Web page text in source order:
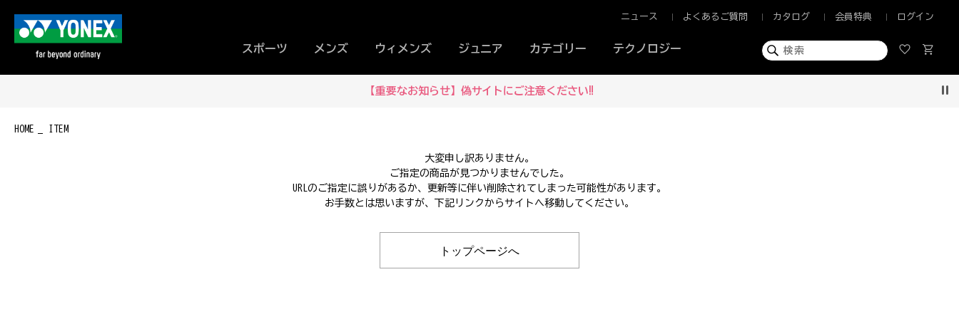
スポーツ メンズ ウィメンズ ジュニア カテゴリー テクノロジー
ニュース よくあるご質問 カタログ 会員特典 ログイン
【重要なお知らせ】偽サイトにご注意ください‼
HOME ITEM
大変申し訳ありません。
ご指定の商品が見つかりませんでした。
URLのご指定に誤りがあるか、更新等に伴い削除されてしまった可能性があります。
お手数とは思いますが、下記リンクからサイトへ移動してください。
トップページへ